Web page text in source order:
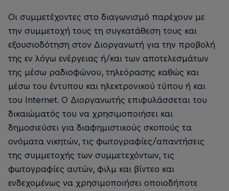
Οι συμμετέχοντες στο διαγωνισμό παρέχουν με
την συμμετοχή τους τη συγκατάθεση τους και
εξουσιοδότηση στον Διοργανωτή για την προβολή
της εν λόγω ενέργειας ή/και των αποτελεσμάτων
της μέσω ραδιοφώνου, τηλεόρασης καθώς και
μέσω του έντυπου και ηλεκτρονικού τύπου ή και
του Internet. O Διοργανωτής επιφυλάσσεται του
δικαιώματός του να χρησιμοποιήσει και
δημοσιεύσει για διαφημιστικούς σκοπούς τα
ονόματα νικητών, τις φωτογραφίες/απαντήσεις
της συμμετοχής των συμμετεχόντων, τις
φωτογραφίες αυτών, φιλμ και βίντεο και
ενδεχομένως να χρησιμοποιήσει οποιοδήποτε